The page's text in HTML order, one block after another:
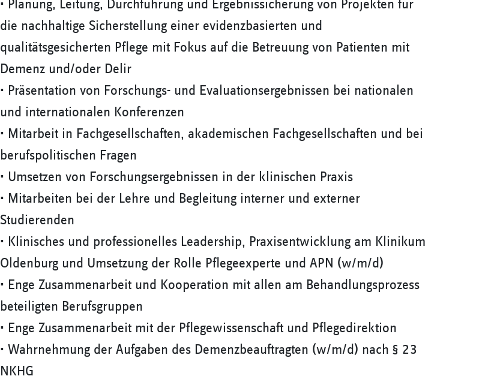
• Planung, Leitung, Durchführung und Ergebnissicherung von Projekten für
die nachhaltige Sicherstellung einer evidenzbasierten und
qualitätsgesicherten Pflege mit Fokus auf die Betreuung von Patienten mit
Demenz und/oder Delir
• Präsentation von Forschungs- und Evaluationsergebnissen bei nationalen
und internationalen Konferenzen
• Mitarbeit in Fachgesellschaften, akademischen Fachgesellschaften und bei
berufspolitischen Fragen
• Umsetzen von Forschungsergebnissen in der klinischen Praxis
• Mitarbeiten bei der Lehre und Begleitung interner und externer
Studierenden
• Klinisches und professionelles Leadership, Praxisentwicklung am Klinikum
Oldenburg und Umsetzung der Rolle Pflegeexperte und APN (w/m/d)
• Enge Zusammenarbeit und Kooperation mit allen am Behandlungsprozess
beteiligten Berufsgruppen
• Enge Zusammenarbeit mit der Pflegewissenschaft und Pflegedirektion
• Wahrnehmung der Aufgaben des Demenzbeauftragten (w/m/d) nach § 23
NKHG